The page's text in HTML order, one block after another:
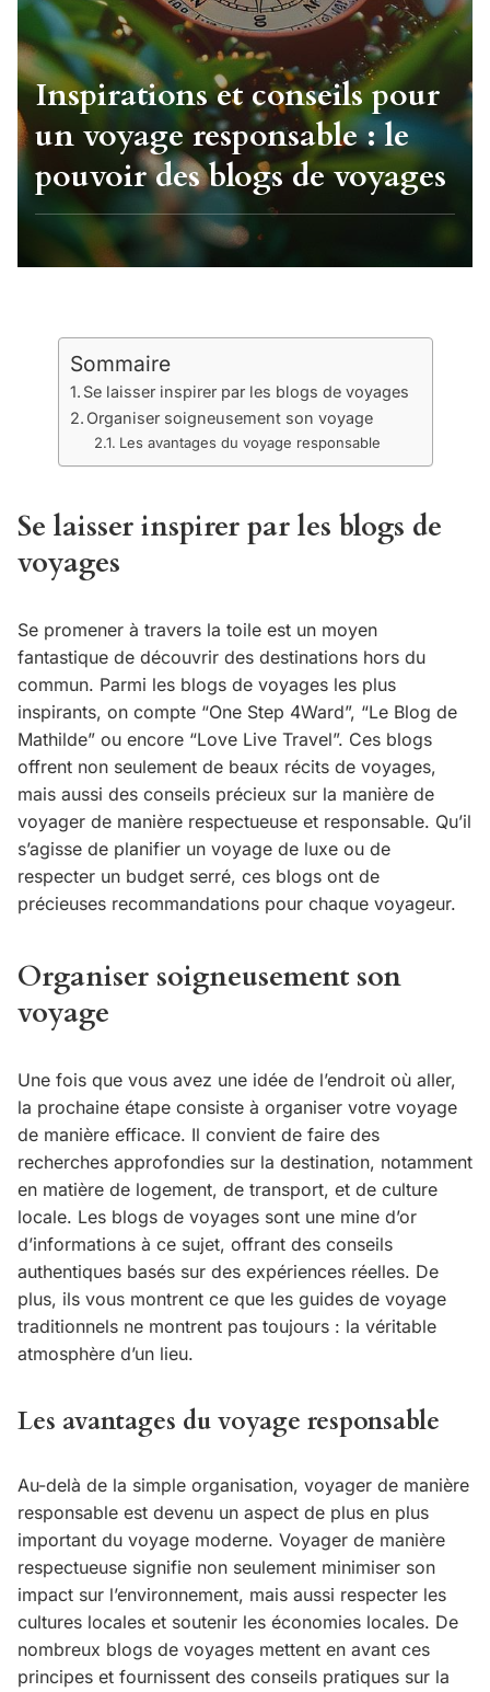
Inspirations et conseils pour
un voyage responsable : le
pouvoir des blogs de voyages
Sommaire
Se laisser inspirer par les blogs de voyages
Organiser soigneusement son voyage
Les avantages du voyage responsable
Se laisser inspirer par les blogs de
voyages
Se promener à travers la toile est un moyen
fantastique de découvrir des destinations hors du
commun. Parmi les blogs de voyages les plus
inspirants, on compte “One Step 4Ward”, “Le Blog de
Mathilde” ou encore “Love Live Travel”. Ces blogs
offrent non seulement de beaux récits de voyages,
mais aussi des conseils précieux sur la manière de
voyager de manière respectueuse et responsable. Qu’il
s’agisse de planifier un voyage de luxe ou de
respecter un budget serré, ces blogs ont de
précieuses recommandations pour chaque voyageur.
Organiser soigneusement son
voyage
Une fois que vous avez une idée de l’endroit où aller,
la prochaine étape consiste à organiser votre voyage
de manière efficace. Il convient de faire des
recherches approfondies sur la destination, notamment
en matière de logement, de transport, et de culture
locale. Les blogs de voyages sont une mine d’or
d’informations à ce sujet, offrant des conseils
authentiques basés sur des expériences réelles. De
plus, ils vous montrent ce que les guides de voyage
traditionnels ne montrent pas toujours : la véritable
atmosphère d’un lieu.
Les avantages du voyage responsable
Au-delà de la simple organisation, voyager de manière
responsable est devenu un aspect de plus en plus
important du voyage moderne. Voyager de manière
respectueuse signifie non seulement minimiser son
impact sur l’environnement, mais aussi respecter les
cultures locales et soutenir les économies locales. De
nombreux blogs de voyages mettent en avant ces
principes et fournissent des conseils pratiques sur la